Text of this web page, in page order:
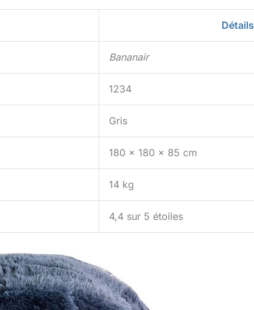
Détails
Bananair
1234
Gris
180 x 180 x 85 cm
14 kg
4,4 sur 5 étoiles